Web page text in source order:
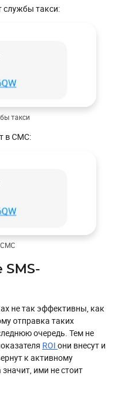
службы такси:
такси
в СМС:
СМС
SMS-
не так эффективны, как
отправка таких
очередь. Тем не
ROI они внесут и
к активному
ими не стоит